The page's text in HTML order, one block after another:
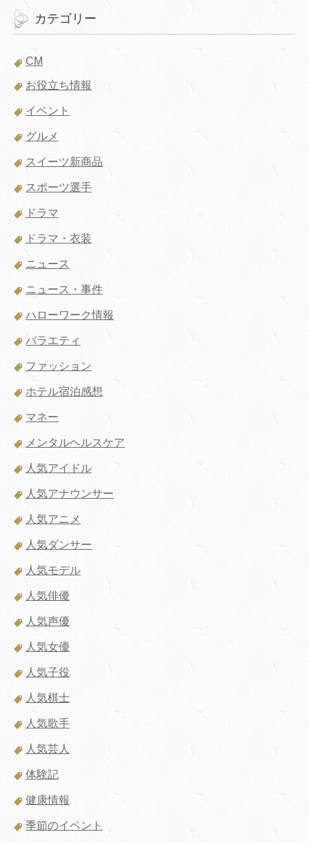
カテゴリー
CM
お役立ち情報
イベント
グルメ
スイーツ新商品
スポーツ選手
ドラマ
ドラマ・衣装
ニュース
ニュース・事件
ハローワーク情報
バラエティ
ファッション
ホテル宿泊感想
マネー
メンタルヘルスケア
人気アイドル
人気アナウンサー
人気アニメ
人気ダンサー
人気モデル
人気俳優
人気声優
人気女優
人気子役
人気棋士
人気歌手
人気芸人
体験記
健康情報
季節のイベント